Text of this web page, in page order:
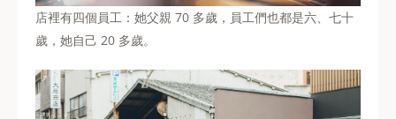
店裡有四個員工：她父親 70 多歲，員工們也都是六、七十
歲，她自己 20 多歲。